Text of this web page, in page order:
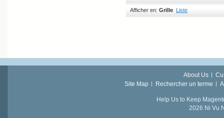
Afficher en: Grille Liste
About Us
Site Map
Rechercher un terme
Help Us to Keep
2026 Ni Vu